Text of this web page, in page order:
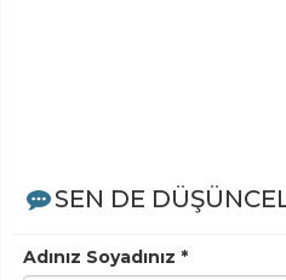
SEN DE
Adınız Soyadınız *